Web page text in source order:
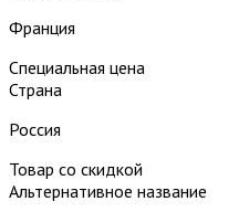
Франция
Специальная цена
Страна
Россия
Товар со скидкой
Альтернативное название